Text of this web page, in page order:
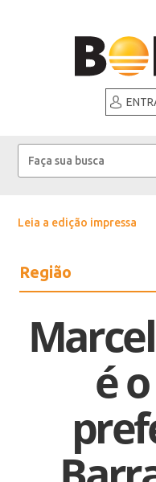
Leia a edição impressa
Região
é